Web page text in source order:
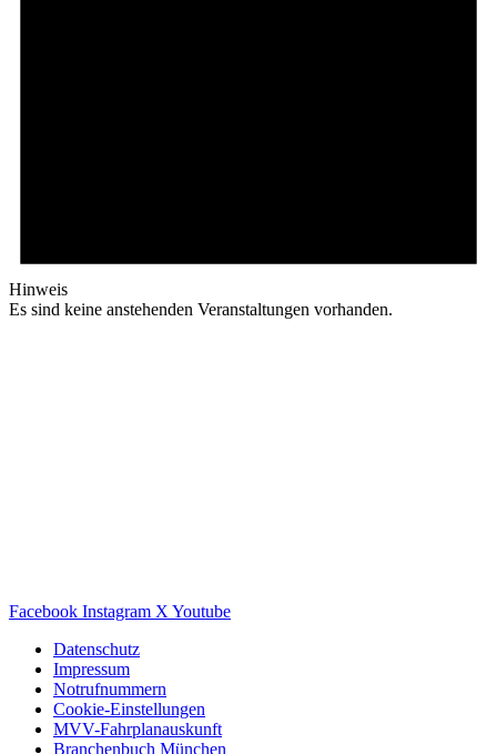
Hinweis
Es sind keine anstehenden Veranstaltungen vorhanden.
Facebook Instagram X Youtube
Datenschutz
Impressum
Notrufnummern
Cookie-Einstellungen
MVV-Fahrplanauskunft
Branchenbuch München